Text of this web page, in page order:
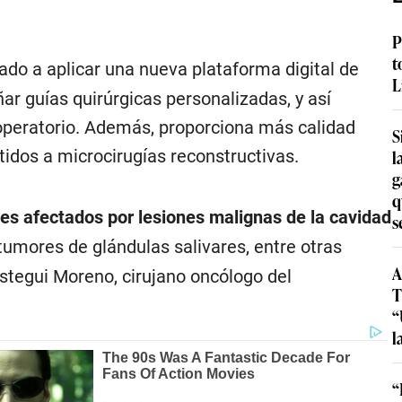
a aplicar una nueva plataforma digital de
guías quirúrgicas personalizadas, y así
Además, proporciona más calidad
a microcirugías reconstructivas.
afectados por lesiones malignas de la cavidad
de glándulas salivares, entre otras
Moreno, cirujano oncólogo del